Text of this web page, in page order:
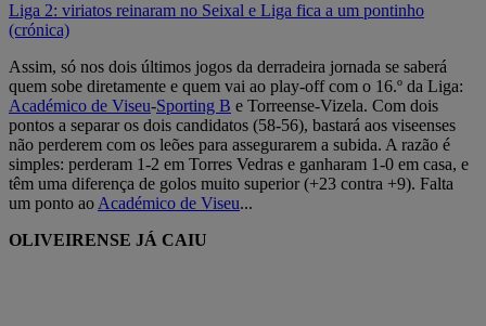
Liga 2: viriatos reinaram no Seixal e Liga fica a um pontinho
(crónica)
Assim, só nos dois últimos jogos da derradeira jornada se saberá
quem sobe diretamente e quem vai ao play-off com o 16.º da Liga:
Académico de Viseu-Sporting B e Torreense-Vizela. Com dois
pontos a separar os dois candidatos (58-56), bastará aos viseenses
não perderem com os leões para assegurarem a subida. A razão é
simples: perderam 1-2 em Torres Vedras e ganharam 1-0 em casa, e
têm uma diferença de golos muito superior (+23 contra +9). Falta
um ponto ao Académico de Viseu...
OLIVEIRENSE JÁ CAIU